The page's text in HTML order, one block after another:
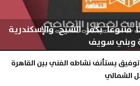
متنوعا بكفر الشيخ والإسكندرية
وبني سويف
يستأنف نشاطه الفني بين القاهرة
الشمالي